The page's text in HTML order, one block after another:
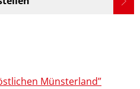
Münsterland”